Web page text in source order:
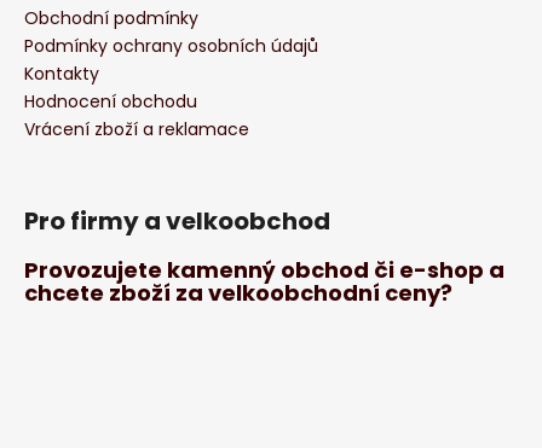
Obchodní podmínky
Podmínky ochrany osobních údajů
Kontakty
Hodnocení obchodu
Vrácení zboží a reklamace
Pro firmy a velkoobchod
Provozujete kamenný obchod či e-shop a
chcete zboží za velkoobchodní ceny?